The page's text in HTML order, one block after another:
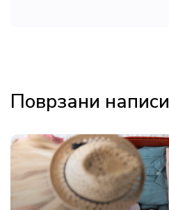
Поврзани написи